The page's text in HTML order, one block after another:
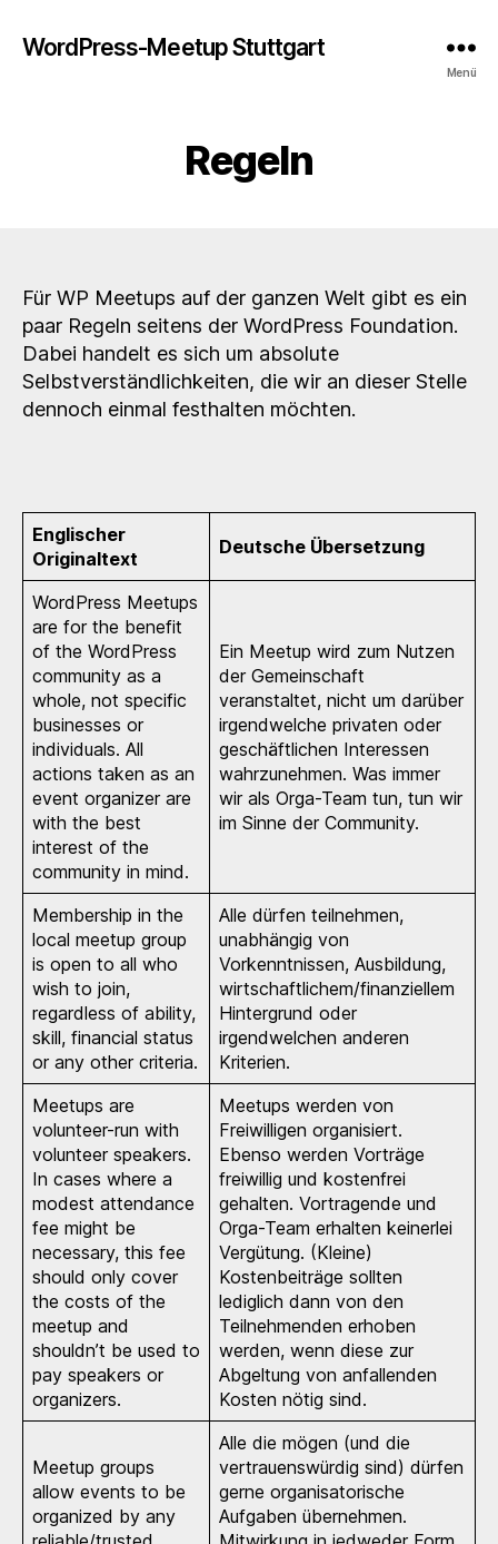
WordPress-Meetup Stuttgart
Menü
Regeln
Für WP Meetups auf der ganzen Welt gibt es ein
paar Regeln seitens der WordPress Foundation.
Dabei handelt es sich um absolute
Selbstverständlichkeiten, die wir an dieser Stelle
dennoch einmal festhalten möchten.
Englischer
Originaltext
Deutsche Übersetzung
WordPress Meetups
are for the benefit
of the WordPress
community as a
whole, not specific
businesses or
individuals. All
actions taken as an
event organizer are
with the best
interest of the
community in mind.
Ein Meetup wird zum Nutzen
der Gemeinschaft
veranstaltet, nicht um darüber
irgendwelche privaten oder
geschäftlichen Interessen
wahrzunehmen. Was immer
wir als Orga-Team tun, tun wir
im Sinne der Community.
Membership in the
local meetup group
is open to all who
wish to join,
regardless of ability,
skill, financial status
or any other criteria.
Alle dürfen teilnehmen,
unabhängig von
Vorkenntnissen, Ausbildung,
wirtschaftlichem/finanziellem
Hintergrund oder
irgendwelchen anderen
Kriterien.
Meetups are
volunteer-run with
volunteer speakers.
In cases where a
modest attendance
fee might be
necessary, this fee
should only cover
the costs of the
meetup and
shouldn’t be used to
pay speakers or
organizers.
Meetups werden von
Freiwilligen organisiert.
Ebenso werden Vorträge
freiwillig und kostenfrei
gehalten. Vortragende und
Orga-Team erhalten keinerlei
Vergütung. (Kleine)
Kostenbeiträge sollten
lediglich dann von den
Teilnehmenden erhoben
werden, wenn diese zur
Abgeltung von anfallenden
Kosten nötig sind.
Meetup groups
allow events to be
organized by any
Alle die mögen (und die
vertrauenswürdig sind) dürfen
gerne organisatorische
Aufgaben übernehmen.